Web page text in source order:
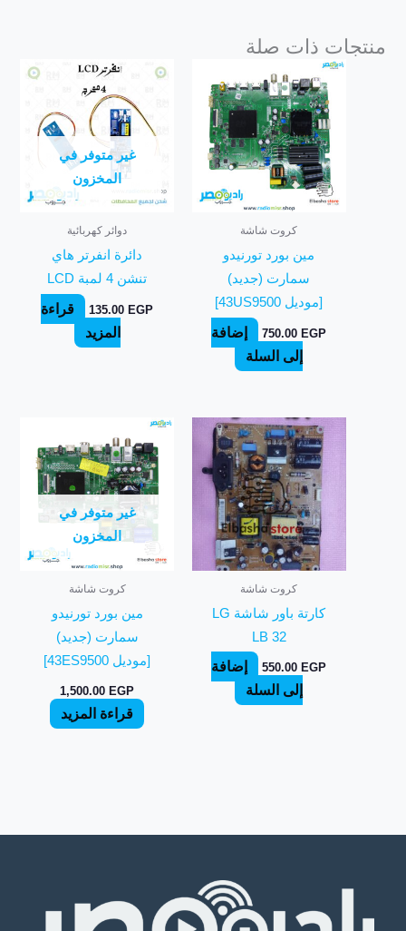
منتجات ذات صلة
كروت شاشة
مين بورد تورنيدو
سمارت (جديد)
[موديل 43US9500]
750.00EGP
إضافة
إلى السلة
غير متوفر في
المخزون
دوائر كهربائية
دائرة انفرتر هاي
تنشن 4 لمبة LCD
135.00EGP
قراءة
المزيد
كروت شاشة
كارتة باور شاشة LG
LB 32
550.00 EGP
إضافة
إلى السلة
غير متوفر في
المخزون
كروت شاشة
مين بورد تورنيدو
سمارت (جديد)
[موديل 43ES9500]
1,500.00 EGP
قراءة المزيد